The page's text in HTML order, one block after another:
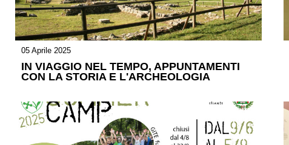
05 Aprile 2025
IN VIAGGIO NEL TEMPO, APPUNTAMENTI
CON LA STORIA E L'ARCHEOLOGIA